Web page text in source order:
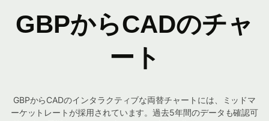
GBPからCADのチャ
ート
GBPからCADのインタラクティブな両替チャートには、ミッドマ
ーケットレートが採用されています。過去5年間のデータも確認可